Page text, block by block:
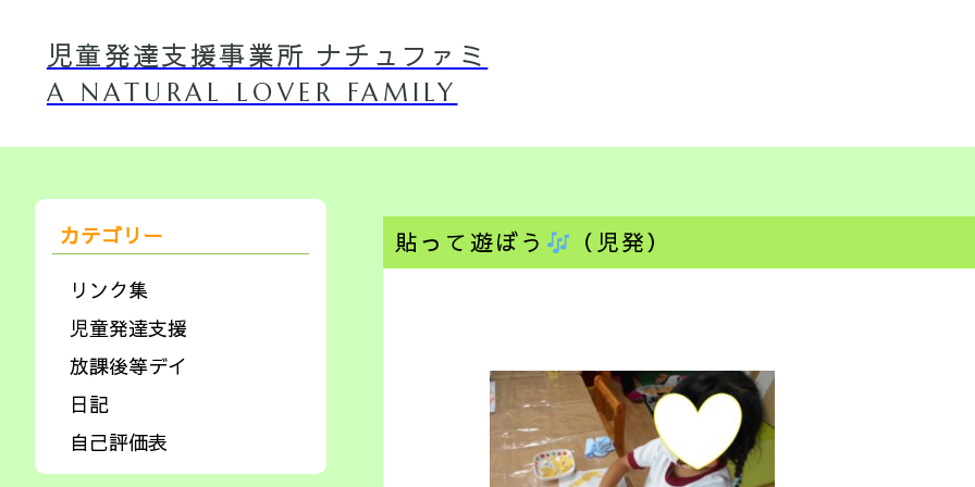
児童発達支援事業所 ナチュファミ
A NATURAL LOVER FAMILY
貼って遊ぼう （児発）
カテゴリー
リンク集
児童発達支援
放課後等デイ
日記
自己評価表